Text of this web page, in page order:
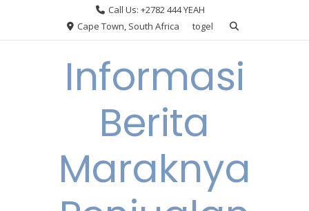
Call Us: +2782 444 YEAH
Cape Town, South Africa
togel
Informasi
Berita
Maraknya